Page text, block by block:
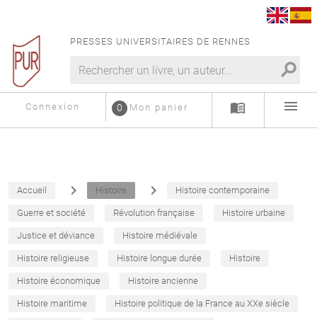
PRESSES UNIVERSITAIRES DE RENNES
search
Connexion Mon panier
0 menu_book menu
Accueil navigate_next Histoire navigate_next Histoire contemporaine
Guerre et société Révolution française Histoire urbaine
Justice et déviance Histoire médiévale
Histoire religieuse Histoire longue durée Histoire
Histoire économique Histoire ancienne
Histoire maritime Histoire politique de la France au XXe siècle